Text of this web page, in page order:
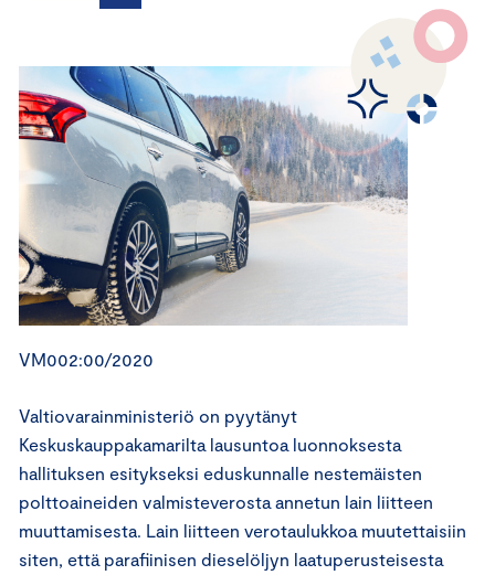
VM002:00/2020
Valtiovarainministeriö on pyytänyt
Keskuskauppakamarilta lausuntoa luonnoksesta
hallituksen esitykseksi eduskunnalle nestemäisten
polttoaineiden valmisteverosta annetun lain liitteen
muuttamisesta. Lain liitteen verotaulukkoa muutettaisiin
siten, että parafiinisen dieselöljyn laatuperusteisesta